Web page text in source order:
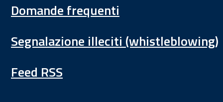
Domande frequenti
Segnalazione illeciti (whistleblowing)
Feed RSS